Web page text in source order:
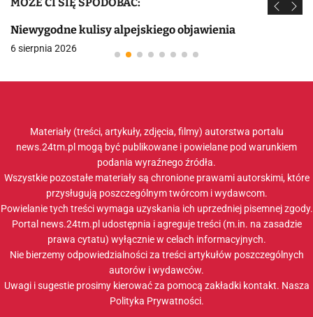
Niewygodne kulisy alpejskiego objawienia
6 sierpnia 2026
Materiały (treści, artykuły, zdjęcia, filmy) autorstwa portalu
news.24tm.pl mogą być publikowane i powielane pod warunkiem
podania wyraźnego źródła.
Wszystkie pozostałe materiały są chronione prawami autorskimi, które
przysługują poszczególnym twórcom i wydawcom.
Powielanie tych treści wymaga uzyskania ich uprzedniej pisemnej zgody.
Portal news.24tm.pl udostępnia i agreguje treści (m.in. na zasadzie
prawa cytatu) wyłącznie w celach informacyjnych.
Nie bierzemy odpowiedzialności za treści artykułów poszczególnych
autorów i wydawców.
Uwagi i sugestie prosimy kierować za pomocą zakładki kontakt. Nasza
Polityka Prywatności.